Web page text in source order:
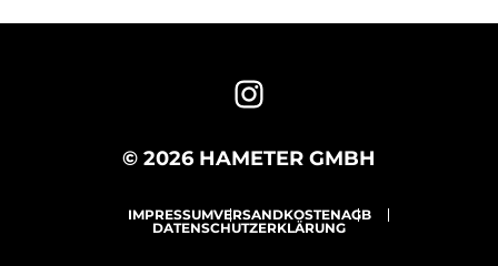
© 2026 HAMETER GMBH
IMPRESSUMVERSANDKOSTENAGB
DATENSCHUTZERKLÄRUNG